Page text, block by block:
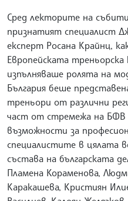
Сред лекторите на
признатият специалист
експерт Росана Крайнц,
Европейската
изпълняваше ролята на
България беше
треньори от различни
част от стремежа на БФВ
възможности за
специалистите в цялата
състава на българската
Пламена Кораменова,
Каракашева, Кристиян